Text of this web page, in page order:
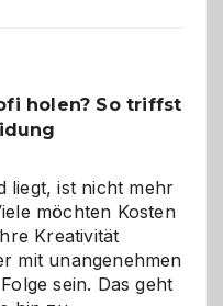
holen? So triffst
liegt, ist nicht mehr
möchten Kosten
Kreativität
mit unangenehmen
sein. Das geht